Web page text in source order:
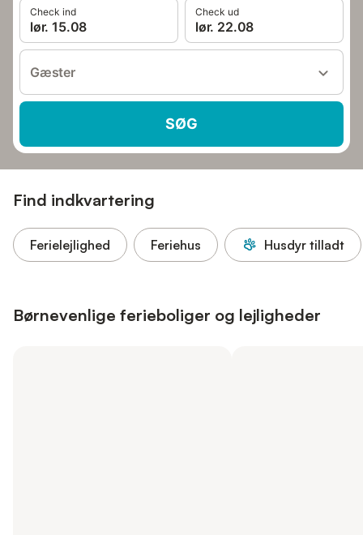
Check ind
lør. 15.08
Check ud
lør. 22.08
Gæster
SØG
Find indkvartering
Ferielejlighed Feriehus Husdyr tilladt
Børnevenlige ferieboliger og lejligheder